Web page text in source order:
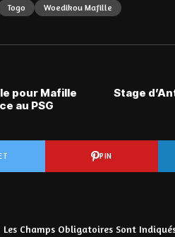
Togo Woedikou Mafille
pour Mafille
au PSG
Stage
PIN
Les Champs Obligatoires Sont